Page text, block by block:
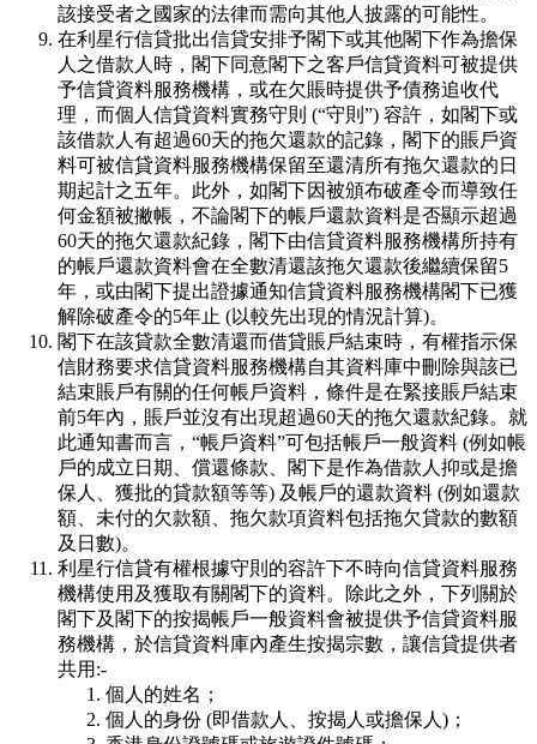
該接受者之國家的法律而需向其他人披露的可能性。
在利星行信貸批出信貸安排予閣下或其他閣下作為擔保
人之借款人時，閣下同意閣下之客戶信貸資料可被提供
予信貸資料服務機構，或在欠賬時提供予債務追收代
理，而個人信貸資料實務守則 (“守則”) 容許，如閣下或
該借款人有超過60天的拖欠還款的記錄，閣下的賬戶資
料可被信貸資料服務機構保留至還清所有拖欠還款的日
期起計之五年。此外，如閣下因被頒布破產令而導致任
何金額被撇帳，不論閣下的帳戶還款資料是否顯示超過
60天的拖欠還款紀錄，閣下由信貸資料服務機構所持有
的帳戶還款資料會在全數清還該拖欠還款後繼續保留5
年，或由閣下提出證據通知信貸資料服務機構閣下已獲
解除破產令的5年止 (以較先出現的情況計算)。
閣下在該貸款全數清還而借貸賬戶結束時，有權指示保
信財務要求信貸資料服務機構自其資料庫中刪除與該已
結束賬戶有關的任何帳戶資料，條件是在緊接賬戶結束
前5年內，賬戶並沒有出現超過60天的拖欠還款紀錄。就
此通知書而言，“帳戶資料”可包括帳戶一般資料 (例如帳
戶的成立日期、償還條款、閣下是作為借款人抑或是擔
保人、獲批的貸款額等等) 及帳戶的還款資料 (例如還款
額、未付的欠款額、拖欠款項資料包括拖欠貸款的數額
及日數)。
利星行信貸有權根據守則的容許下不時向信貸資料服務
機構使用及獲取有關閣下的資料。除此之外，下列關於
閣下及閣下的按揭帳戶一般資料會被提供予信貸資料服
務機構，於信貸資料庫內產生按揭宗數，讓信貸提供者
共用:-
個人的姓名；
個人的身份 (即借款人、按揭人或擔保人)；